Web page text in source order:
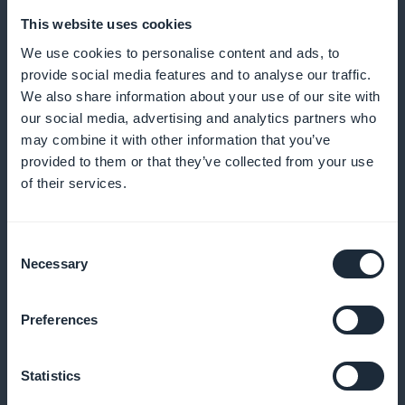
This website uses cookies
We use cookies to personalise content and ads, to
provide social media features and to analyse our traffic.
We also share information about your use of our site with
our social media, advertising and analytics partners who
may combine it with other information that you’ve
provided to them or that they’ve collected from your use
of their services.
Selection
Necessary
Preferences
Statistics
Yksityiskohtaiset tilastot kulttuuri- ja
taidetapahtumien sisällön tilaajista
Mobiilisovelluksen etusivulla oleva
Lisää konversioita näyttämällä kampanjat suoraan